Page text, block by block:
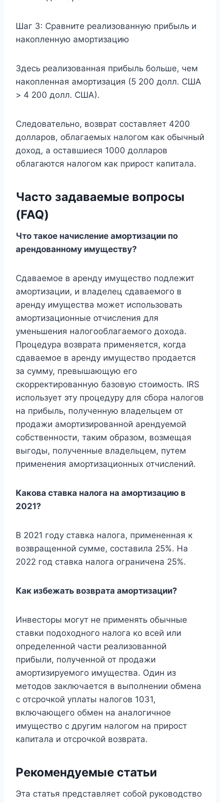
Шаг 3: Сравните реализованную прибыль и
накопленную амортизацию
Здесь реализованная прибыль больше, чем
накопленная амортизация (5 200 долл. США
> 4 200 долл. США).
Следовательно, возврат составляет 4200
долларов, облагаемых налогом как обычный
доход, а оставшиеся 1000 долларов
облагаются налогом как прирост капитала.
Часто задаваемые вопросы
(FAQ)
Что такое начисление амортизации по
арендованному имуществу?
Сдаваемое в аренду имущество подлежит
амортизации, и владелец сдаваемого в
аренду имущества может использовать
амортизационные отчисления для
уменьшения налогооблагаемого дохода.
Процедура возврата применяется, когда
сдаваемое в аренду имущество продается
за сумму, превышающую его
скорректированную базовую стоимость. IRS
использует эту процедуру для сбора налогов
на прибыль, полученную владельцем от
продажи амортизированной арендуемой
собственности, таким образом, возмещая
выгоды, полученные владельцем, путем
применения амортизационных отчислений.
Какова ставка налога на амортизацию в
2021?
В 2021 году ставка налога, примененная к
возвращенной сумме, составила 25%. На
2022 год ставка налога ограничена 25%.
Как избежать возврата амортизации?
Инвесторы могут не применять обычные
ставки подоходного налога ко всей или
определенной части реализованной
прибыли, полученной от продажи
амортизируемого имущества. Один из
методов заключается в выполнении обмена
с отсрочкой уплаты налогов 1031,
включающего обмен на аналогичное
имущество с другим налогом на прирост
капитала и отсрочкой возврата.
Рекомендуемые статьи
Эта статья представляет собой руководство